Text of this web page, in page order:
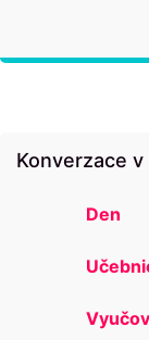
Konverzace
Den